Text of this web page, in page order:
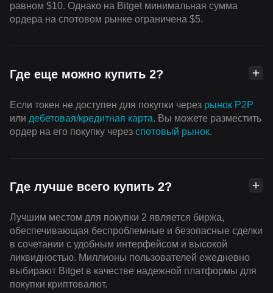
равном $10. Однако на Bitget минимальная сумма
ордера на спотовом рынке ограничена $5.
Где еще можно купить 2?
Если токен не доступен для покупки через рынок P2P
или дебетовая/кредитная карта. Вы можете разместить
ордер на его покупку через cпотовый рынок.
Где лучше всего купить 2?
Лучшим местом для покупки 2 является биржа,
обеспечивающая беспроблемные и безопасные сделки
в сочетании с удобным интерфейсом и высокой
ликвидностью. Миллионы пользователей ежедневно
выбирают Bitget в качестве надежной платформы для
покупки криптовалют.